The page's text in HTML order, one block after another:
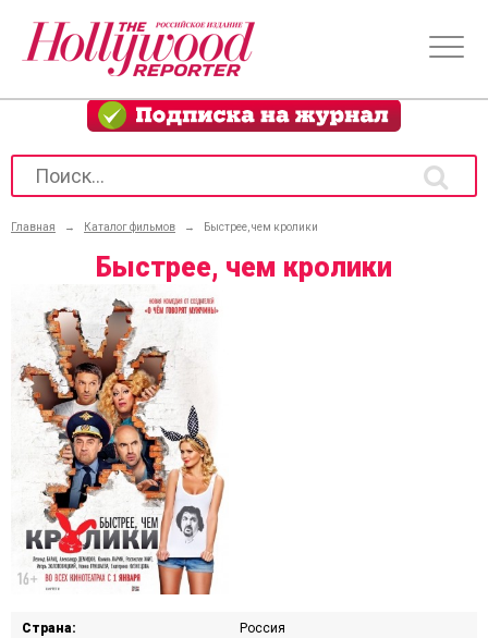
Главная → Каталог фильмов → Быстрее, чем кролики
Быстрее, чем кролики
Страна: Россия